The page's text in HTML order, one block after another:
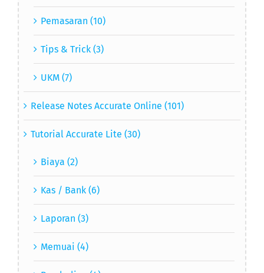
Pemasaran (10)
Tips & Trick (3)
UKM (7)
Release Notes Accurate Online (101)
Tutorial Accurate Lite (30)
Biaya (2)
Kas / Bank (6)
Laporan (3)
Memuai (4)